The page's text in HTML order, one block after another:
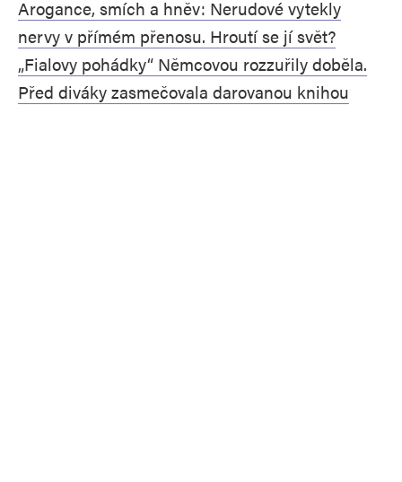
Arogance, smích a hněv: Nerudové vytekly
nervy v přímém přenosu. Hroutí se jí svět?
„Fialovy pohádky“ Němcovou rozzuřily doběla.
Před diváky zasmečovala darovanou knihou